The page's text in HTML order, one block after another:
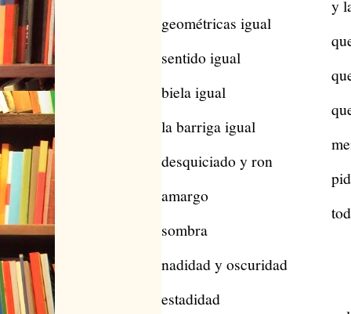
y las
geométricas igual
que la
sentido igual
que la
biela igual
que el
la barriga igual
mente
desquiciado y ron
pido todo
amargo
todo
sombra
nadidad y oscuridad
estadidad